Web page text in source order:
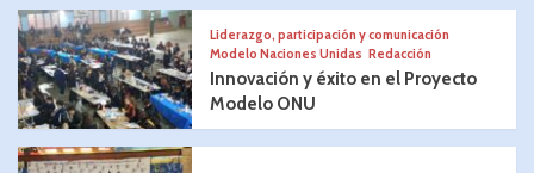
Liderazgo, participación y comunicación
Modelo Naciones Unidas Redacción
Innovación y éxito en el Proyecto
Modelo ONU